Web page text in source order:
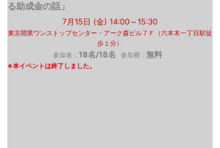
る助成金の話」
7月15日 (金) 14:00～15:30
東京開業ワンストップセンター・アーク森ビル７Ｆ（六本木一丁目駅徒
歩１分）
参加者： 18名/18名 参加費： 無料